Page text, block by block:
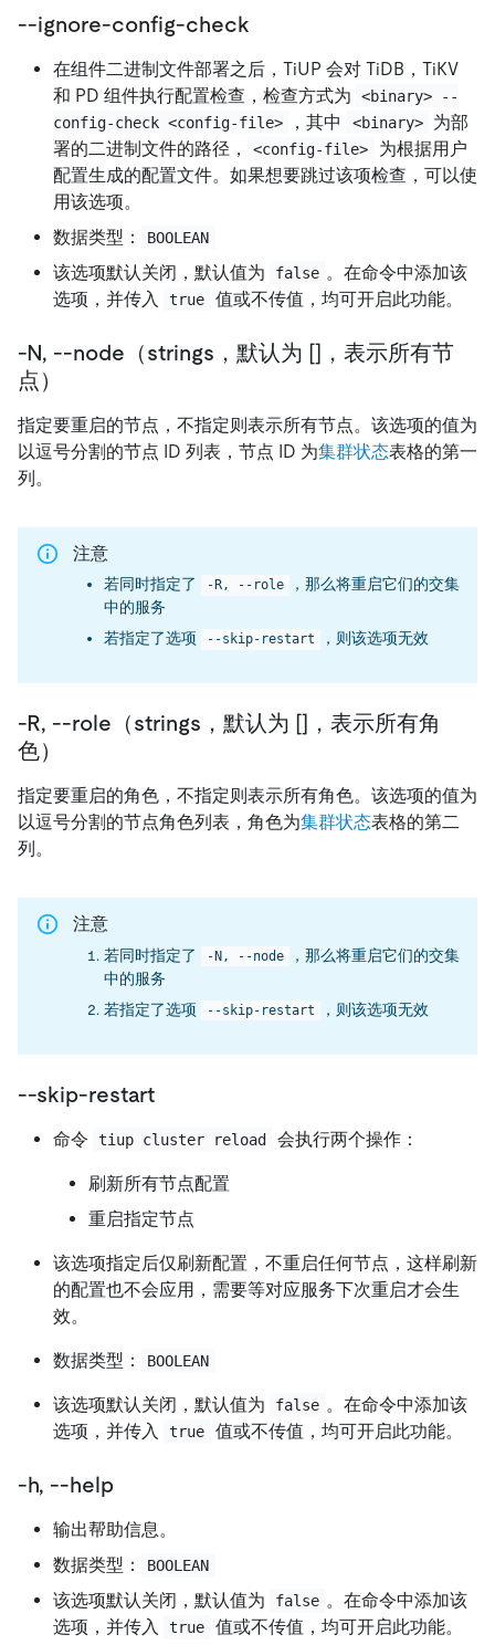
--ignore-config-check
在组件二进制文件部署之后，TiUP 会对 TiDB，TiKV
和 PD 组件执行配置检查，检查方式为
<binary> --
config-check <config-file>
，其中 <binary>
为部
署的二进制文件的路径，
<config-file>
为根据用户
配置生成的配置文件。如果想要跳过该项检查，可以使
用该选项。
数据类型：
BOOLEAN
该选项默认关闭，默认值为 false 。在命令中添加该
选项，并传入
true 值或不传值，均可开启此功能。
-N, --node（strings，默认为 []，表示所有节
点）
指定要重启的节点，不指定则表示所有节点。该选项的值为
以逗号分割的节点 ID 列表，节点 ID 为集群状态表格的第一
列。
注意
若同时指定了 -R, --role
，那么将重启它们的交集
中的服务
若指定了选项
--skip-restart ，则该选项无效
-R, --role（strings，默认为 []，表示所有角
色）
指定要重启的角色，不指定则表示所有角色。该选项的值为
以逗号分割的节点角色列表，角色为集群状态表格的第二
列。
注意
若同时指定了 -N, --node
，那么将重启它们的交集
中的服务
若指定了选项
--skip-restart ，则该选项无效
--skip-restart
命令 tiup cluster reload 会执行两个操作：
刷新所有节点配置
重启指定节点
该选项指定后仅刷新配置，不重启任何节点，这样刷新
的配置也不会应用，需要等对应服务下次重启才会生
效。
数据类型： BOOLEAN
该选项默认关闭，默认值为 false 。在命令中添加该
选项，并传入
true 值或不传值，均可开启此功能。
-h, --help
输出帮助信息。
数据类型：
BOOLEAN
该选项默认关闭，默认值为 false 。在命令中添加该
选项，并传入
true 值或不传值，均可开启此功能。